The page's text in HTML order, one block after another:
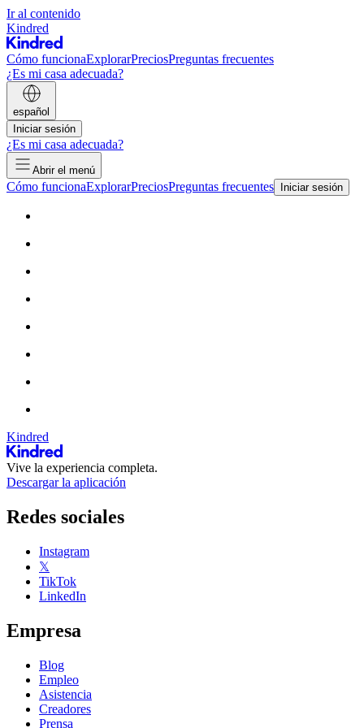
Ir al contenido
Kindred
Cómo funcionaExplorarPreciosPreguntas frecuentes
¿Es mi casa adecuada?
español
Iniciar sesión
¿Es mi casa adecuada?
Abrir el menú
Cómo funcionaExplorarPreciosPreguntas frecuentes Iniciar sesión
Kindred
Vive la experiencia completa.
Descargar la aplicación
Redes sociales
Instagram
𝕏
TikTok
LinkedIn
Empresa
Blog
Empleo
Asistencia
Creadores
Prensa